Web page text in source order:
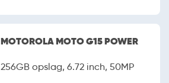
MOTOROLA MOTO G15 POWER
256GB opslag, 6.72 inch, 50MP